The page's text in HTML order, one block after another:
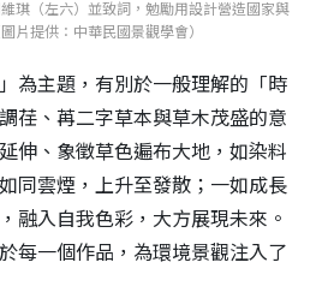
維琪（左六）並致詞，勉勵用設計營造國家與
片提供：中華民國景觀學會）
為主題，有別於一般理解的「時
荏、苒二字草本與草木茂盛的意
伸、象徵草色遍布大地，如染料
同雲煙，上升至發散；一如成長
融入自我色彩，大方展現未來。
每一個作品，為環境景觀注入了